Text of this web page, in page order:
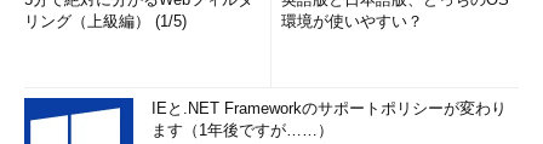
リング（上級編） (1/5)
環境が使いやすい？
IEと.NET Frameworkのサポートポリシーが変わり
ます（1年後ですが……）